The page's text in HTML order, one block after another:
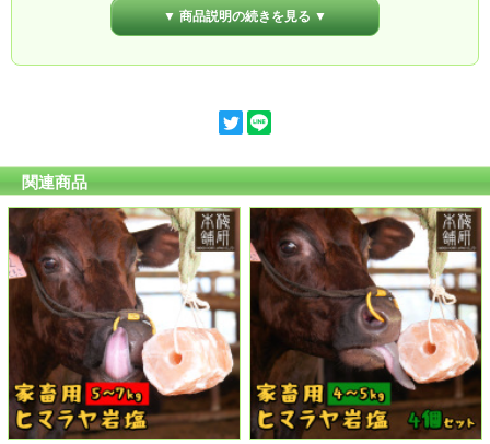
▼ 商品説明の続きを見る ▼
関連商品